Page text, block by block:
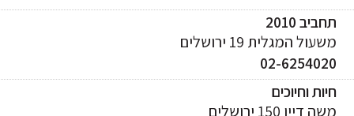
2010
המגלית 19 ירושלים
02-
וחיוכים
150 ירושלים